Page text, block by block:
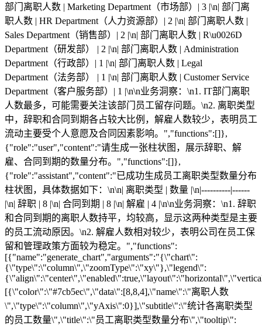
部门离职人数 | Marketing Department（市场部）| 3 |\n| 部门离
职人数 | HR Department（人力资源部）| 2 |\n| 部门离职人数 |
Sales Department（销售部）| 2 |\n| 部门离职人数 | R\u0026D
Department（研发部） | 2 |\n| 部门离职人数 | Administration
Department（行政部）| 1 |\n| 部门离职人数 | Legal
Department（法务部） | 1 |\n| 部门离职人数 | Customer Service
Department（客户服务部）| 1 |\n\n业务洞察：\n1. IT部门离职
人数最多，可能需要关注该部门员工留存问题。\n2. 离职类型
中，辞职和合同到期各占较大比例，解雇人数较少，表明员工
流动主要受个人意愿及合同因素影响。","functions":[]},
{"role":"user","content":"请生成一张柱状图，展示辞职、解
雇、合同到期的数量分布。","functions":[]},
{"role":"assistant","content":"已成功生成员工离职类型数量分布
柱状图，具体数据如下：\n\n| 离职类型 | 数量 |\n|----------|------
|\n| 辞职 | 8 |\n| 合同到期 | 8 |\n| 解雇 | 4 |\n\n业务洞察：\n1. 辞职
和合同到期的离职人数持平，均较高，显示这两种类型是主要
的员工流动原因。\n2. 解雇人数相对较少，表明公司在员工保
留和管理政策方面较为稳定。","functions":
[{"name":"generate_chart","arguments":"{\"chart\":
{\"type\":\"column\",\"zoomType\":\"xy\"},\"legend\":
[{\"color\":\"#7cb5ec\",\"data\":[8,8,4],\"name\":\"离职人数
\",\"type\":\"column\",\"yAxis\":0}],\"subtitle\":\"统计各离职类型
的员工数量\",\"title\":\"员工离职类型数量分布\",\"tooltip\":